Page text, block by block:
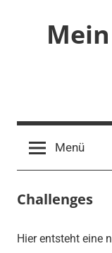
Menü
Challenges
Hier entsteht eine